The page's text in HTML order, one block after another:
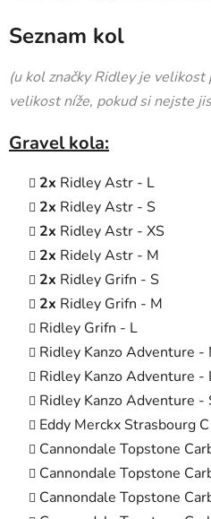
Seznam kol
(u kol značky Ridley je velikost
velikost níže, pokud si nejste
Gravel kola:
2x Ridley Astr - L
2x Ridley Astr - S
2x Ridley Astr - XS
2x Ridely Astr - M
2x Ridley Grifn - S
2x Ridley Grifn - M
Ridley Grifn - L
Ridley Kanzo Adventure -
Ridley Kanzo Adventure -
Ridley Kanzo Adventure -
Eddy Merckx Strasbourg
Cannondale Topstone
Cannondale Topstone
Cannondale Topstone